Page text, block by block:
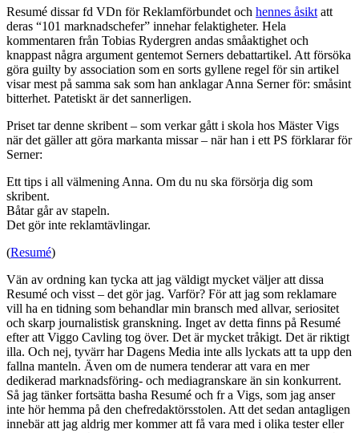
Resumé dissar fd VDn för Reklamförbundet och hennes åsikt att
deras “101 marknadschefer” innehar felaktigheter. Hela
kommentaren från Tobias Rydergren andas småaktighet och
knappast några argument gentemot Serners debattartikel. Att försöka
göra guilty by association som en sorts gyllene regel för sin artikel
visar mest på samma sak som han anklagar Anna Serner för: småsint
bitterhet. Patetiskt är det sannerligen.
Priset tar denne skribent – som verkar gått i skola hos Mäster Vigs
när det gäller att göra markanta missar – när han i ett PS förklarar för
Serner:
Ett tips i all välmening Anna. Om du nu ska försörja dig som
skribent.
Båtar går av stapeln.
Det gör inte reklamtävlingar.
(Resumé)
Vän av ordning kan tycka att jag väldigt mycket väljer att dissa
Resumé och visst – det gör jag. Varför? För att jag som reklamare
vill ha en tidning som behandlar min bransch med allvar, seriositet
och skarp journalistisk granskning. Inget av detta finns på Resumé
efter att Viggo Cavling tog över. Det är mycket tråkigt. Det är riktigt
illa. Och nej, tyvärr har Dagens Media inte alls lyckats att ta upp den
fallna manteln. Även om de numera tenderar att vara en mer
dedikerad marknadsföring- och mediagranskare än sin konkurrent.
Så jag tänker fortsätta basha Resumé och fr a Vigs, som jag anser
inte hör hemma på den chefredaktörsstolen. Att det sedan antagligen
innebär att jag aldrig mer kommer att få vara med i olika tester eller